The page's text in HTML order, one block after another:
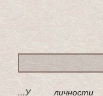
...У